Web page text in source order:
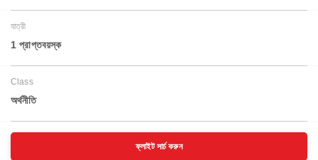
যাত্রী
1 প্রাপ্তবয়স্ক
Class
অর্থনীতি
ফ্লাইট সার্চ করুন